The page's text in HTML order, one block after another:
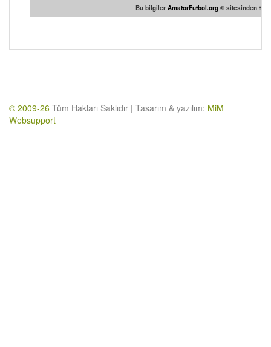
Bu bilgiler AmatorFutbol.org © sitesinden
© 2009-26 Tüm Hakları Saklıdır | Tasarım & yazılım: MiM
Websupport